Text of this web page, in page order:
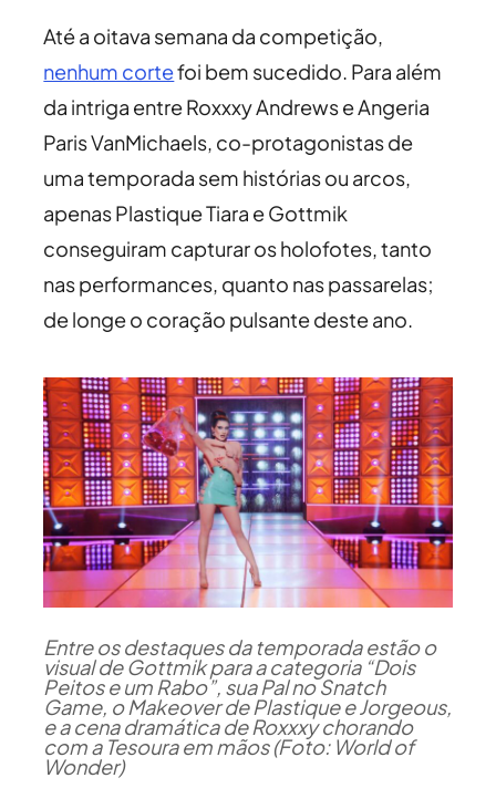
Até a oitava semana da competição,
nenhum cortefoi bem sucedido. Para além
da intriga entre Roxxxy Andrews e Angeria
Paris VanMichaels, co-protagonistas de
uma temporada sem histórias ou arcos,
apenas Plastique Tiara e Gottmik
conseguiram capturar os holofotes, tanto
nas performances, quanto nas passarelas;
de longe o coração pulsante deste ano.
Entre os destaques da temporada estão o
visual de Gottmik para a categoria “Dois
Peitos e um Rabo”, sua Pal no Snatch
Game, o Makeover de Plastique e Jorgeous,
e a cena dramática de Roxxxy chorando
com a Tesoura em mãos (Foto: World of
Wonder)